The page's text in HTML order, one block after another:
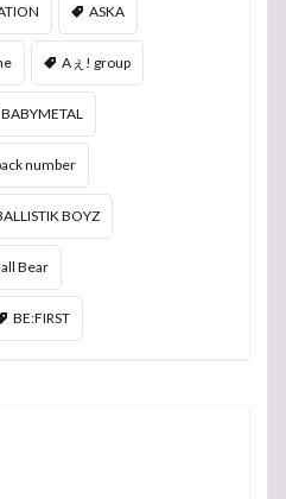
ASKA
Aぇ! group
BABYMETAL
number
BOYZ
Bear
BE:FIRST